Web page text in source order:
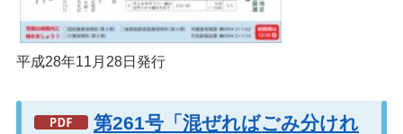
平成28年11月28日発行
第261号「混ぜればごみ分けれ